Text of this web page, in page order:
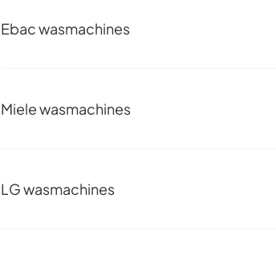
Ebac wasmachines
Miele wasmachines
LG wasmachines